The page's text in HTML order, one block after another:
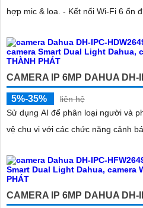
hợp mic & loa. - Kết nối Wi-Fi 6 ổn
CAMERA IP 6MP DAHUA DH-
5%-35%
liên hệ
Sử dụng AI để phân loại người và
vệ chu vi với các chức năng cảnh
CAMERA IP 6MP DAHUA DH-